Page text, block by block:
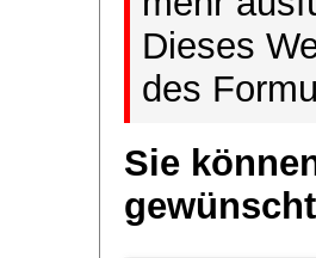
Dieses
des
Sie